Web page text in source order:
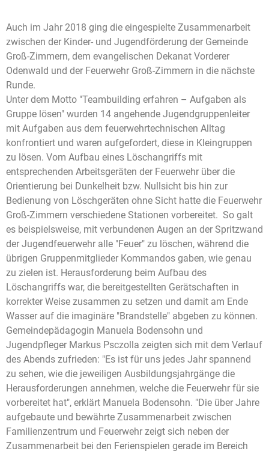
Auch im Jahr 2018 ging die eingespielte Zusammenarbeit
zwischen der Kinder- und Jugendförderung der Gemeinde
Groß-Zimmern, dem evangelischen Dekanat Vorderer
Odenwald und der Feuerwehr Groß-Zimmern in die nächste
Runde.
Unter dem Motto "Teambuilding erfahren – Aufgaben als
Gruppe lösen" wurden 14 angehende Jugendgruppenleiter
mit Aufgaben aus dem feuerwehrtechnischen Alltag
konfrontiert und waren aufgefordert, diese in Kleingruppen
zu lösen. Vom Aufbau eines Löschangriffs mit
entsprechenden Arbeitsgeräten der Feuerwehr über die
Orientierung bei Dunkelheit bzw. Nullsicht bis hin zur
Bedienung von Löschgeräten ohne Sicht hatte die Feuerwehr
Groß-Zimmern verschiedene Stationen vorbereitet. So galt
es beispielsweise, mit verbundenen Augen an der Spritzwand
der Jugendfeuerwehr alle "Feuer" zu löschen, während die
übrigen Gruppenmitglieder Kommandos gaben, wie genau
zu zielen ist. Herausforderung beim Aufbau des
Löschangriffs war, die bereitgestellten Gerätschaften in
korrekter Weise zusammen zu setzen und damit am Ende
Wasser auf die imaginäre "Brandstelle" abgeben zu können.
Gemeindepädagogin Manuela Bodensohn und
Jugendpfleger Markus Psczolla zeigten sich mit dem Verlauf
des Abends zufrieden: "Es ist für uns jedes Jahr spannend
zu sehen, wie die jeweiligen Ausbildungsjahrgänge die
Herausforderungen annehmen, welche die Feuerwehr für sie
vorbereitet hat", erklärt Manuela Bodensohn. "Die über Jahre
aufgebaute und bewährte Zusammenarbeit zwischen
Familienzentrum und Feuerwehr zeigt sich neben der
Zusammenarbeit bei den Ferienspielen gerade im Bereich